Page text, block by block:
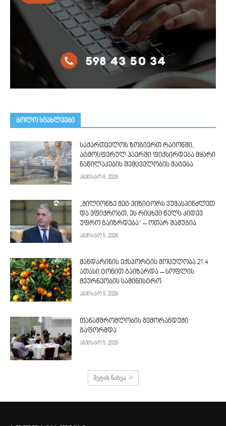
ᲑᲝᲚᲝ ᲡᲘᲐᲮᲚᲔᲔᲑᲘ
საქართველოს ზოგიერთ რაიონში,
ატმოსფერულ ჰაერში ფიქსირდება მყარი
ნაწილაკების შემცველობის მატება
აგვისტო 6, 2026
„მილიონზე მეტ ვიზიტორს ვუმასპინძლეთ
და ვფიქრობთ, ეს რიცხვი წელს კიდევ
უფრო გაიზრდება“ – ოთარ შამუგია
აგვისტო 5, 2026
მანდარინის ექსპორტის მოცულობა 21.4
ათასი ტონით გაიზარდა – სოფლის
მეურნეობის სამინისტრო
აგვისტო 5, 2026
თანამშრომლობის მემორანდუმი
გაფორმდა
აგვისტო 5, 2026
მეტის ნახვა